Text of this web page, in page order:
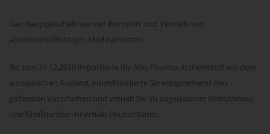
Das Hauptgeschäft war der Reimport und Vertrieb von
apothekenpflichtigen Medikamenten.
Bis zum 31.12.2018 importierte die Abis Pharma Arzneimittel aus dem
europäischen Ausland, konfektionierte Sie entsprechend den
geltenden Vorschriften und vetrieb Sie als zugelassener Reimporteur
und Großhändler innerhalb Deutschlands.